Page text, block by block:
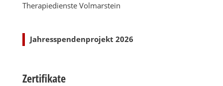
Therapiedienste Volmarstein
Jahresspendenprojekt 2026
Zertifikate